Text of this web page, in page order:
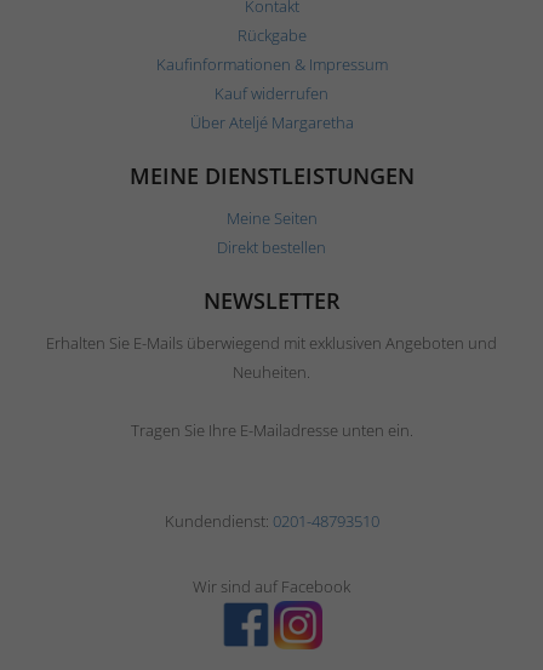
Kontakt
Rückgabe
Kaufinformationen & Impressum
Kauf widerrufen
Über Ateljé Margaretha
MEINE DIENSTLEISTUNGEN
Meine Seiten
Direkt bestellen
NEWSLETTER
Erhalten Sie E-Mails überwiegend mit exklusiven Angeboten und
Neuheiten.
Tragen Sie Ihre E-Mailadresse unten ein.
Kundendienst: 0201-48793510
Wir sind auf Facebook